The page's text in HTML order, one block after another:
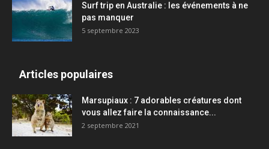
Surf trip en Australie : les événements à ne
pas manquer
5 septembre 2023
Articles populaires
Marsupiaux : 7 adorables créatures dont
vous allez faire la connaissance...
2 septembre 2021